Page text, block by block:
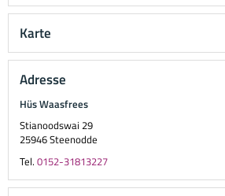
Karte
Adresse
Hüs Waasfrees
Stianoodswai 29
25946Steenodde
Tel. 0152-31813227